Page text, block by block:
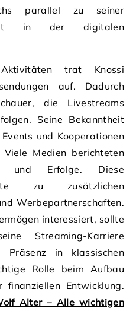
parallel zu seiner
in der digitalen
trat Knossi
auf. Dadurch
die Livestreams
Seine Bekanntheit
und Kooperationen
Medien berichteten
und Erfolge. Diese
zu zusätzlichen
Werbepartnerschaften.
interessiert, sollte
Streaming-Karriere
Präsenz in klassischen
Rolle beim Aufbau
Entwicklung.
Alter – Alle wichtigen